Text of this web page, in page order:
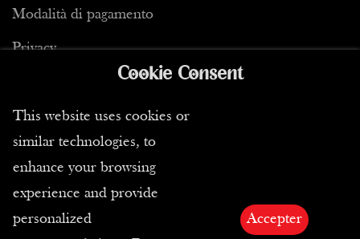
Modalità di pagamento
Privacy
Condizioni di vendita
CGC
Resi
Cookie Consent
This website uses cookies or
similar technologies, to
enhance your browsing
experience and provide
personalized
Accepter